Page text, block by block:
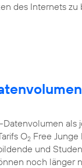
des Internets zu
als
O2 Free
und
noch länger